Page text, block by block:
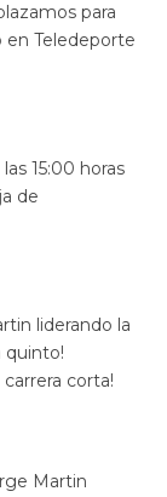
para
en Teledeporte
15:00 horas
de
liderando la
quinto!
corta!
Martin